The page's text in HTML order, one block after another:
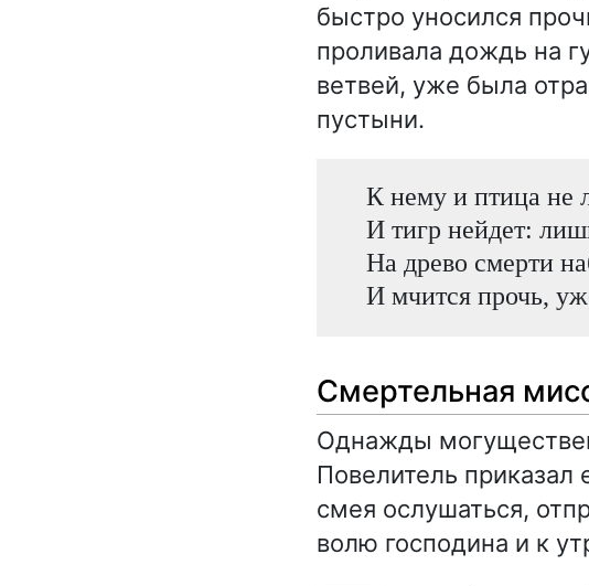
быстро уносился
проливала дождь на
ветвей, уже была
пустыни.
К нему и птица не
И тигр нейдет:
На древо смерти
И мчится прочь,
Смертельная
Однажды
Повелитель
смея ослушаться,
волю господина и к